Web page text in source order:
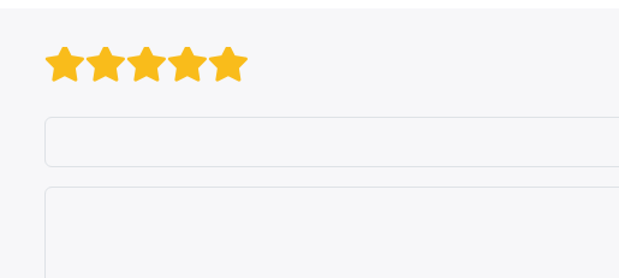
Bewertung: 4 von 5
Bewertung: 3 von 5
Bewertung: 2 von 5 Sternen.
Bewertung: 1 von 5 Sternen.